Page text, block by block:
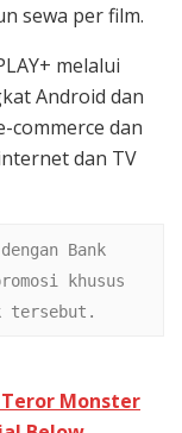
sewa per film.
melalui
Android dan
commerce dan
dan TV
Bank
khusus
tersebut.
Monster